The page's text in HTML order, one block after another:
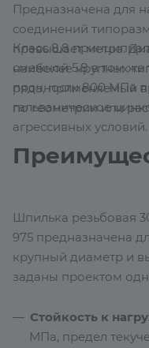
Предназначена для
соединений
превышает метра.
наиболее крупных
ряда, применяемый в
по геометрии или
Класс 8.8
смежной 5.8 в том же
прочности 800 МПа
гальваническое
агрессивных условий.
Шпилька резьбовая
975 предназначена
крупный диаметр и
заданы проектом
Стойкость к
МПа, предел